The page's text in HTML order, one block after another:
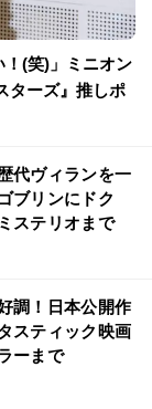
！(笑)」ミニオン
ターズ』推しポ
代ヴィランを一
ブリンにドク
ステリオまで
調！日本公開作
スティック映画
ーまで